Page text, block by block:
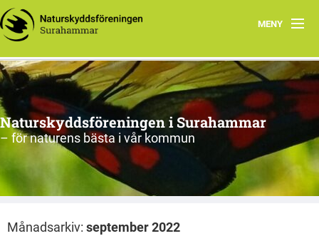
MENY
Hem
Om oss
Aktiviteter
Arkiv
Naturskyddsföreningen i Surahammar
– för naturens bästa i vår kommun
Månadsarkiv: september 2022